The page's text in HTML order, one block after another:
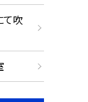
て吹